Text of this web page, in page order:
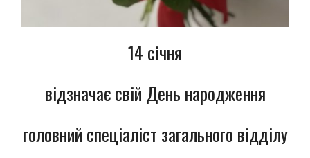
14 січня
відзначає свій День народження
головний спеціаліст загального відділу